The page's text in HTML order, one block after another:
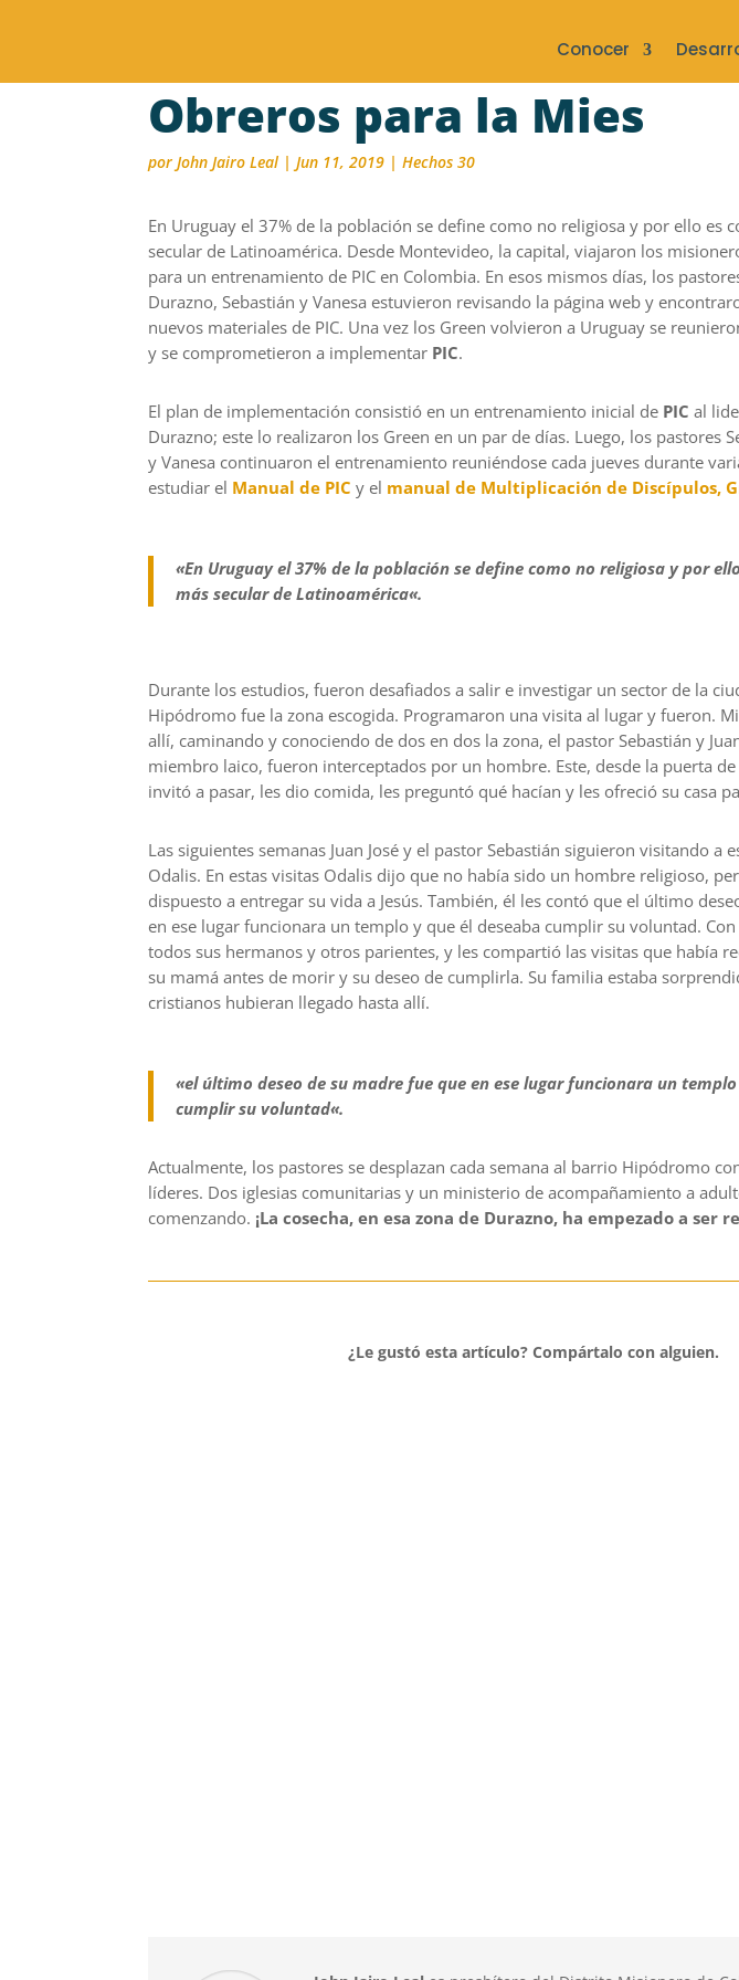
Conocer
Obreros para la Mies
porJohn Jairo Leal |Jun 11, 2019 |Hechos 30
En Uruguay el 37% de la población se define como no religiosa y por ello es
secular de Latinoamérica. Desde Montevideo, la capital, viajaron los
para un entrenamiento de PIC en Colombia. En esos mismos días, los
Durazno, Sebastián y Vanesa estuvieron revisando la página web y
nuevos materiales de PIC. Una vez los Green volvieron a Uruguay se
y se comprometieron a implementar PIC.
El plan de implementación consistió en un entrenamiento inicial de PIC al
Durazno; este lo realizaron los Green en un par de días. Luego, los pastores
yVanesa continuaron el entrenamiento reuniéndose cada jueves durante
estudiar el Manual de PIC y el manual de Multiplicación de Discípulos,
«En Uruguay el 37% de la población se define como no religiosa y por
más secular de Latinoamérica«.
Durante los estudios, fueron desafiados a salir e investigar un sector de la
Hipódromo fue la zona escogida. Programaron una visita al lugar y fueron.
allí, caminando y conociendo de dos en dos la zona, el pastor Sebastián y
miembro laico, fueron interceptados por un hombre. Este, desde la puerta de
invitó a pasar, les dio comida, les preguntó qué hacían y les ofreció su casa
Las siguientes semanas Juan José y el pastor Sebastián siguieron visitando a
Odalis. En estas visitas Odalis dijo que no había sido un hombre religioso,
dispuesto a entregar su vida a Jesús. También, él les contó que el último
en ese lugar funcionara un templo y que él deseaba cumplir su voluntad.
todos sus hermanos y otros parientes, y les compartió las visitas que había
su mamá antes de morir y su deseo de cumplirla. Su familia estaba
cristianos hubieran llegado hasta allí.
«el último deseo de su madre fue que en ese lugar funcionara un
cumplir su voluntad«.
Actualmente, los pastores se desplazan cada semana al barrio Hipódromo
líderes. Dos iglesias comunitarias y un ministerio de acompañamiento a
comenzando. ¡La cosecha, en esa zona de Durazno, ha empezado a ser
¿Le gustó esta artículo? Compártalo con alguien.